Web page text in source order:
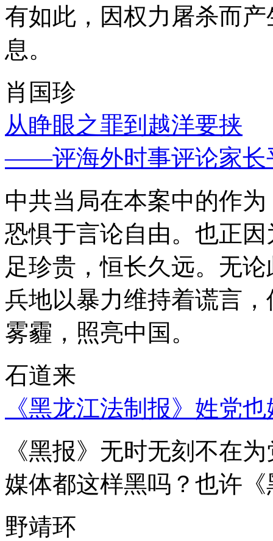
有如此，因权力屠杀而
息。
肖国珍
从睁眼之罪到越洋要挟
——评海外时事评论家长
中共当局在本案中的作
恐惧于言论自由。也正
足珍贵，恒长久远。无
兵地以暴力维持着谎言
雾霾，照亮中国。
石道来
《黑龙江法制报》姓党
《黑报》无时无刻不在
媒体都这样黑吗？也许
野靖环